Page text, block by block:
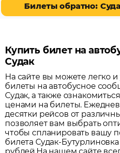
Билеты обратно:
Купить билет на
Судак
На сайте вы можете легко
билеты на автобусное
Судак, а также
ценами на билеты.
десятки рейсов от
позволяет вам выбрать
чтобы спланировать вашу
билета Судак-